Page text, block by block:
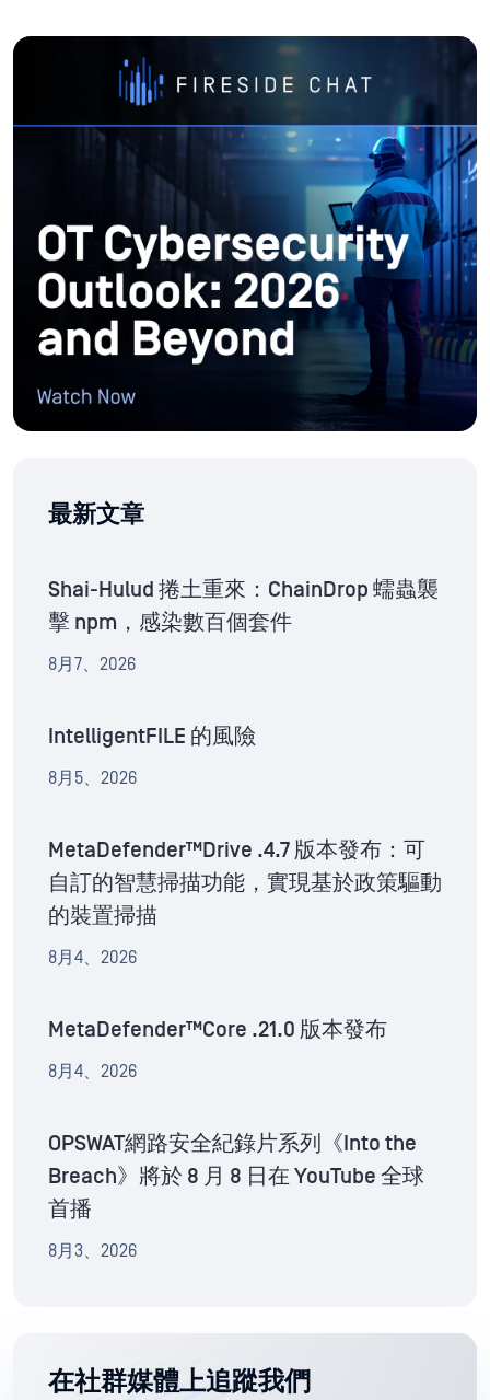
最新文章
Shai-Hulud 捲土重來：ChainDrop 蠕蟲襲
擊 npm，感染數百個套件
8月7、2026
IntelligentFILE 的風險
8月5、2026
MetaDefender™Drive .4.7 版本發布：可
自訂的智慧掃描功能，實現基於政策驅動
的裝置掃描
8月4、2026
MetaDefender™Core .21.0 版本發布
8月4、2026
OPSWAT網路安全紀錄片系列《Into the
Breach》將於 8 月 8 日在 YouTube 全球
首播
8月3、2026
在社群媒體上追蹤我們